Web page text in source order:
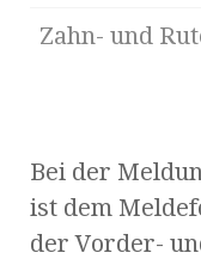
Zahn- und
Bei der
ist dem
der Vorder-